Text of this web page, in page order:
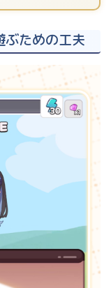
ぶための工夫